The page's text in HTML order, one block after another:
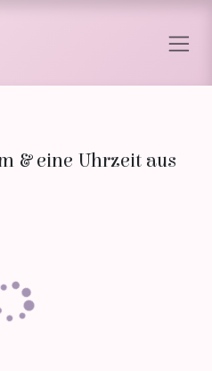
& eine Uhrzeit aus